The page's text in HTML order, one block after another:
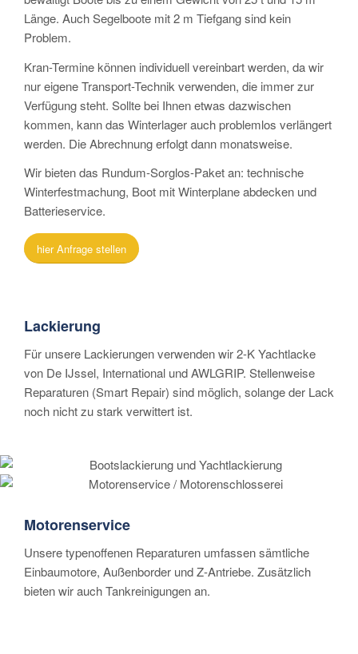
Länge. Auch Segelboote mit 2 m Tiefgang sind kein
Problem.
Kran-Termine können individuell vereinbart werden, da wir
nur eigene Transport-Technik verwenden, die immer zur
Verfügung steht. Sollte bei Ihnen etwas dazwischen
kommen, kann das Winterlager auch problemlos verlängert
werden. Die Abrechnung erfolgt dann monatsweise.
Wir bieten das Rundum-Sorglos-Paket an: technische
Winterfestmachung, Boot mit Winterplane abdecken und
Batterieservice.
hier Anfrage stellen
Lackierung
Für unsere Lackierungen verwenden wir 2-K Yachtlacke
von De IJssel, International und AWLGRIP. Stellenweise
Reparaturen (Smart Repair) sind möglich, solange der Lack
noch nicht zu stark verwittert ist.
Motorenservice
Unsere typenoffenen Reparaturen umfassen sämtliche
Einbaumotore, Außenborder und Z-Antriebe. Zusätzlich
bieten wir auch Tankreinigungen an.